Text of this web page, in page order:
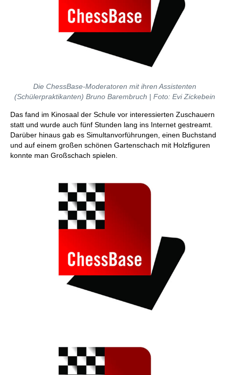
Die ChessBase-Moderatoren mit ihren Assistenten
(Schülerpraktikanten) Bruno Barembruch | Foto: Evi Zickebein
Das fand im Kinosaal der Schule vor interessierten Zuschauern
statt und wurde auch fünf Stunden lang ins Internet gestreamt.
Darüber hinaus gab es Simultanvorführungen, einen Buchstand
und auf einem großen schönen Gartenschach mit Holzfiguren
konnte man Großschach spielen.